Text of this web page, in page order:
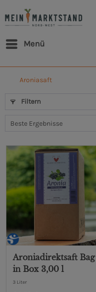
Menü
Aroniasaft
Filtern
Aroniadirektsaft Bag
in Box 3,00 l
3 Liter